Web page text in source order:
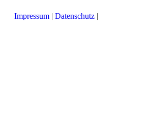
Impressum | Datenschutz |